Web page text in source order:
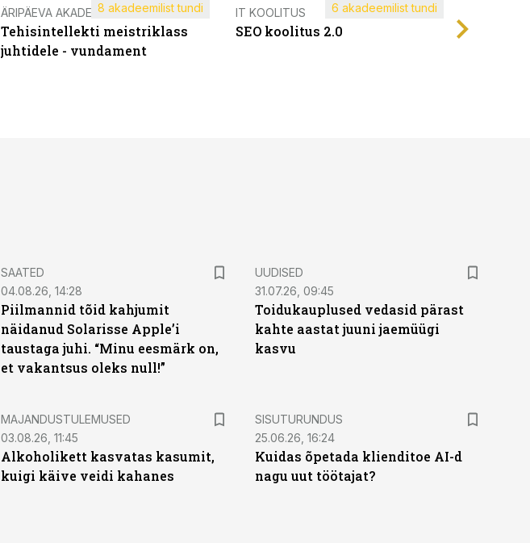
ÄRIPÄEVA AKADEEMIA
Tehisintellekti meistriklass
juhtidele - vundament
8 akadeemilist tundi IT KOOLITUS
SEO koolitus 2.0
6 akadeemilist tundi
SAATED
04.08.26, 14:28
Piilmannid tõid kahjumit
näidanud Solarisse Apple’i
taustaga juhi. “Minu eesmärk on,
et vakantsus oleks null!”
UUDISED
31.07.26, 09:45
Toidukauplused vedasid pärast
kahte aastat juuni jaemüügi
kasvu
MAJANDUSTULEMUSED
03.08.26, 11:45
Alkoholikett kasvatas kasumit,
kuigi käive veidi kahanes
ST
SISUTURUNDUS
25.06.26, 16:24
Kuidas õpetada klienditoe AI-d
nagu uut töötajat?